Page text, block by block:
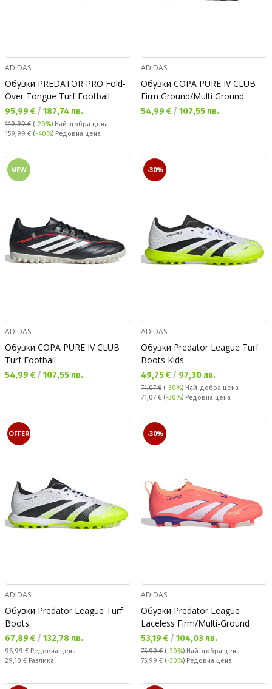
ADIDAS
Обувки PREDATOR PRO Fold-
Over Tongue Turf Football
Текуща цена:
95,99 € / 187,74 лв.
119,99 € (-20%) Най-добра цена
Редовна цена:
159,99 € (-40%) Редовна цена
ADIDAS
Обувки COPA PURE IV CLUB
Firm Ground/Multi Ground
Текуща цена:
54,99 € / 107,55 лв.
NEW
ADIDAS
Обувки COPA PURE IV CLUB
Turf Football
Текуща цена:
54,99 € / 107,55 лв.
-30%
ADIDAS
Обувки Predator League Turf
Boots Kids
Текуща цена:
49,75 € / 97,30 лв.
71,07 € (-30%) Най-добра цена
Редовна цена:
71,07 € (-30%) Редовна цена
OFFER
ADIDAS
Обувки Predator League Turf
Boots
Текуща цена:
67,89 € / 132,78 лв.
Редовна цена:
96,99 € Редовна цена
Спестявате:
29,10 € Разлика
-30%
ADIDAS
Обувки Predator League
Laceless Firm/Multi-Ground
Текуща цена:
53,19 € / 104,03 лв.
75,99 € (-30%) Най-добра цена
Редовна цена:
75,99 € (-30%) Редовна цена